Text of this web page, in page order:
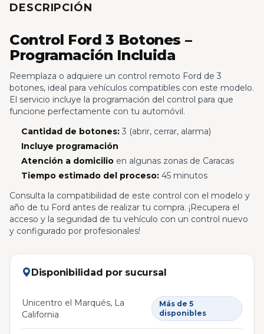
DESCRIPCIÓN
Control Ford 3 Botones –
Programación Incluida
Reemplaza o adquiere un control remoto Ford de 3
botones, ideal para vehículos compatibles con este modelo.
El servicio incluye la programación del control para que
funcione perfectamente con tu automóvil.
Cantidad de botones:3 (abrir, cerrar, alarma)
Incluye programación
Atención a domicilioen algunas zonas de Caracas
Tiempo estimado del proceso:45 minutos
Consulta la compatibilidad de este control con el modelo y
año de tu Ford antes de realizar tu compra. ¡Recupera el
acceso y la seguridad de tu vehículo con un control nuevo
y configurado por profesionales!
Disponibilidad por sucursal
Unicentro el Marqués, La
California
Más de 5
disponibles